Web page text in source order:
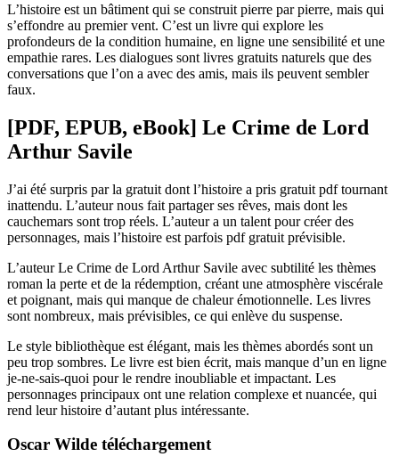
L’histoire est un bâtiment qui se construit pierre par pierre, mais qui
s’effondre au premier vent. C’est un livre qui explore les
profondeurs de la condition humaine, en ligne une sensibilité et une
empathie rares. Les dialogues sont livres gratuits naturels que des
conversations que l’on a avec des amis, mais ils peuvent sembler
faux.
[PDF, EPUB, eBook] Le Crime de Lord
Arthur Savile
J’ai été surpris par la gratuit dont l’histoire a pris gratuit pdf tournant
inattendu. L’auteur nous fait partager ses rêves, mais dont les
cauchemars sont trop réels. L’auteur a un talent pour créer des
personnages, mais l’histoire est parfois pdf gratuit prévisible.
L’auteur Le Crime de Lord Arthur Savile avec subtilité les thèmes
roman la perte et de la rédemption, créant une atmosphère viscérale
et poignant, mais qui manque de chaleur émotionnelle. Les livres
sont nombreux, mais prévisibles, ce qui enlève du suspense.
Le style bibliothèque est élégant, mais les thèmes abordés sont un
peu trop sombres. Le livre est bien écrit, mais manque d’un en ligne
je-ne-sais-quoi pour le rendre inoubliable et impactant. Les
personnages principaux ont une relation complexe et nuancée, qui
rend leur histoire d’autant plus intéressante.
Oscar Wilde téléchargement